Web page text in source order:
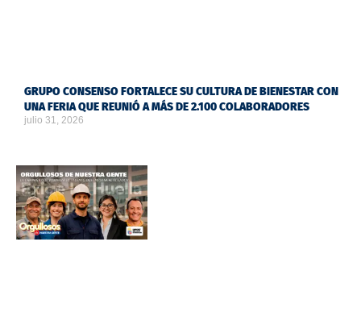
GRUPO CONSENSO FORTALECE SU CULTURA DE BIENESTAR CON
UNA FERIA QUE REUNIÓ A MÁS DE 2.100 COLABORADORES
julio 31, 2026